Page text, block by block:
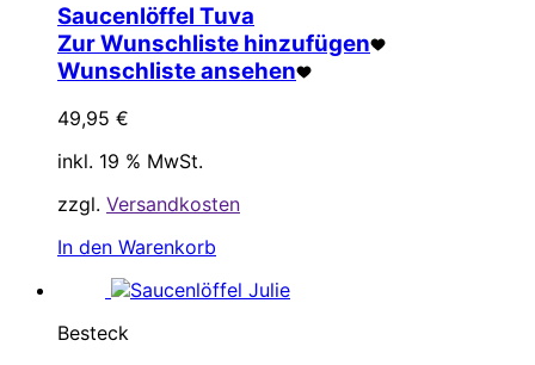
Saucenlöffel Tuva
Zur Wunschliste hinzufügen
Wunschliste ansehen
49,95 €
inkl. 19 % MwSt.
zzgl. Versandkosten
In den Warenkorb
Besteck